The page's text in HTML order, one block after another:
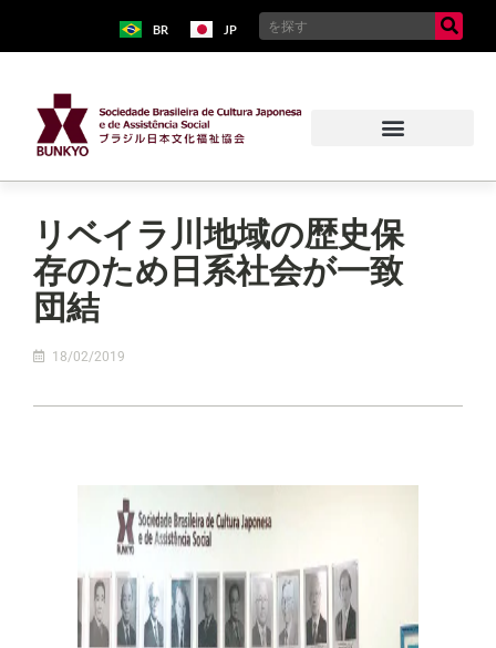
BR JP
リベイラ川地域の歴史保
存のため日系社会が一致
団結
18/02/2019